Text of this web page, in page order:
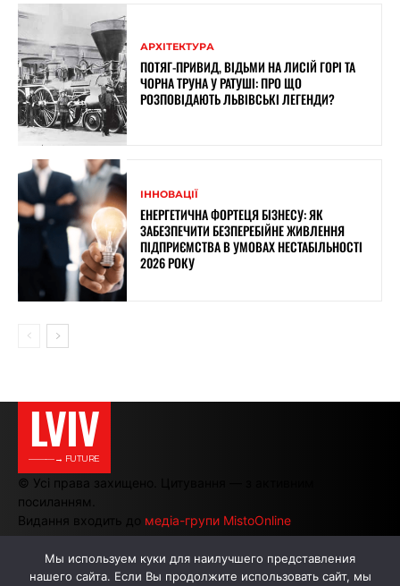
АРХІТЕКТУРА
ПОТЯГ-ПРИВИД, ВІДЬМИ НА ЛИСІЙ ГОРІ ТА
ЧОРНА ТРУНА У РАТУШІ: ПРО ЩО
РОЗПОВІДАЮТЬ ЛЬВІВСЬКІ ЛЕГЕНДИ?
ІННОВАЦІЇ
ЕНЕРГЕТИЧНА ФОРТЕЦЯ БІЗНЕСУ: ЯК
ЗАБЕЗПЕЧИТИ БЕЗПЕРЕБІЙНЕ ЖИВЛЕННЯ
ПІДПРИЄМСТВА В УМОВАХ НЕСТАБІЛЬНОСТІ
2026 РОКУ
LVIV
———→ FUTURE
© Усі права захищено. Цитування — з активним
посиланням.
Видання входить до медіа-групи MistoOnline
АВТОРИ РЕКЛАМА НА САЙТІ
Мы используем куки для наилучшего представления
нашего сайта. Если Вы продолжите использовать сайт, мы